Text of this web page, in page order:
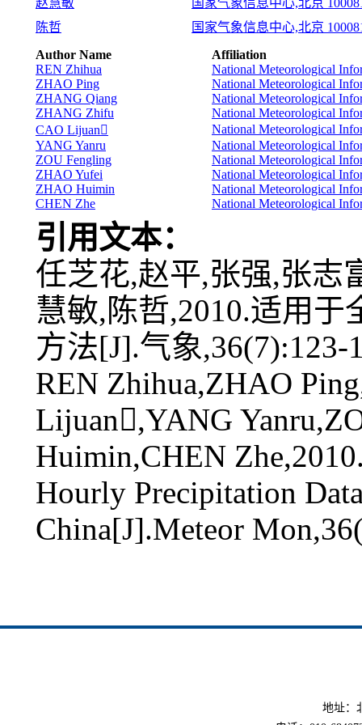
赵慧敏
国家气象信息中心,北京
陈哲
国家气象信息中心,北京
Author Name
Affiliation
REN Zhihua
National Meteorological
ZHAO Ping
National Meteorological
ZHANG Qiang
National Meteorological
ZHANG Zhifu
National Meteorological
CAO Lijuan
National Meteorological
YANG Yanru
National Meteorological
ZOU Fengling
National Meteorological
ZHAO Yufei
National Meteorological
ZHAO Huimin
National Meteorological
CHEN Zhe
National Meteorological
引用文本：
任芝花,赵平,张强,张志
慧敏,陈哲,2010.适用
方法[J].气象,36(7):123-
REN Zhihua,ZHAO
Lijuan,YANG
Huimin,CHEN
Hourly Precipitation
China[J].Meteor
地址：